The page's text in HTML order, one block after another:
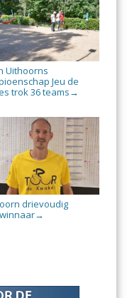
Uithoorns
Jeu de
trok 36 teams →
drievoudig
→